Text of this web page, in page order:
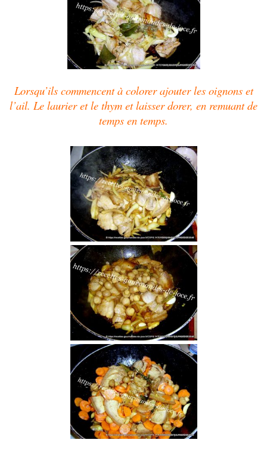
Lorsqu’ils commencent à colorer ajouter les oignons et
l’ail. Le laurier et le thym et laisser dorer, en remuant de
temps en temps.